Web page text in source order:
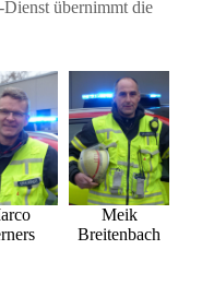
übernimmt die
Meik
Breitenbach